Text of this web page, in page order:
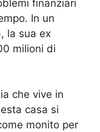
finanziari
In un
la sua ex
milioni di
che vive in
casa si
monito per